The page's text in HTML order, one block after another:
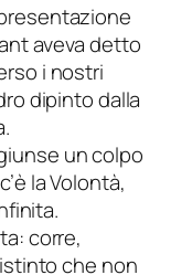
aveva detto
i nostri
dipinto dalla
un colpo
la Volontà,
corre,
che non